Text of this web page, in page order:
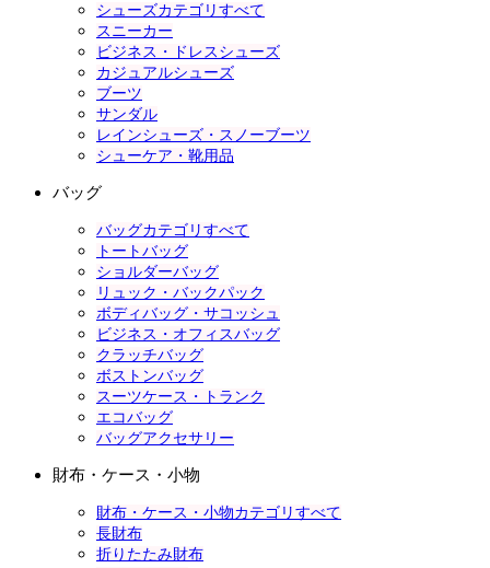
シューズカテゴリすべて
スニーカー
ビジネス・ドレスシューズ
カジュアルシューズ
ブーツ
サンダル
レインシューズ・スノーブーツ
シューケア・靴用品
バッグ
バッグカテゴリすべて
トートバッグ
ショルダーバッグ
リュック・バックパック
ボディバッグ・サコッシュ
ビジネス・オフィスバッグ
クラッチバッグ
ボストンバッグ
スーツケース・トランク
エコバッグ
バッグアクセサリー
財布・ケース・小物
財布・ケース・小物カテゴリすべて
長財布
折りたたみ財布